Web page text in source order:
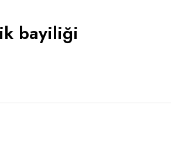
bayiliği